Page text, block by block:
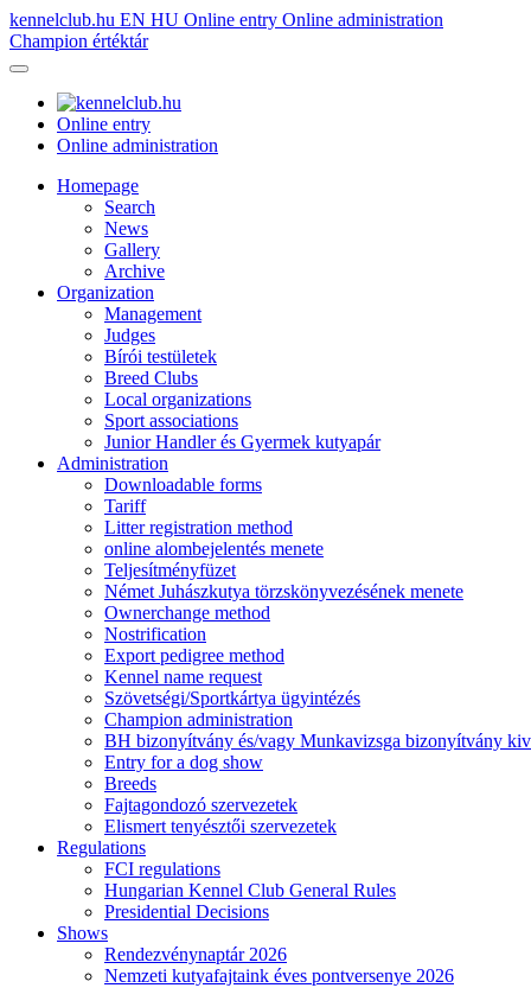
kennelclub.hu EN HU Online entry Online administration
Champion értéktár
Online entry
Online administration
Homepage
Search
News
Gallery
Archive
Organization
Management
Judges
Bírói testületek
Breed Clubs
Local organizations
Sport associations
Junior Handler és Gyermek kutyapár
Administration
Downloadable forms
Tariff
Litter registration method
online alombejelentés menete
Teljesítményfüzet
Német Juhászkutya törzskönyvezésének menete
Ownerchange method
Nostrification
Export pedigree method
Kennel name request
Szövetségi/Sportkártya ügyintézés
Champion administration
BH bizonyítvány és/vagy Munkavizsga bizonyítvány
Entry for a dog show
Breeds
Fajtagondozó szervezetek
Elismert tenyésztői szervezetek
Regulations
FCI regulations
Hungarian Kennel Club General Rules
Presidential Decisions
Shows
Rendezvénynaptár 2026
Nemzeti kutyafajtaink éves pontversenye 2026